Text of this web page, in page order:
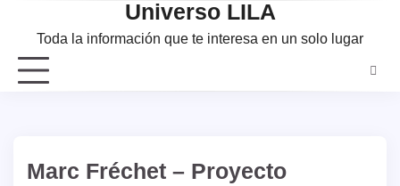
Universo LILA
Toda la información que te interesa en un solo lugar
Marc Fréchet – Proyecto